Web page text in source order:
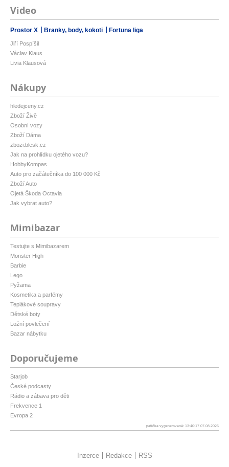
Video
Prostor X Branky, body, kokoti Fortuna liga
Jiří Pospíšil
Václav Klaus
Livia Klausová
Nákupy
hledejceny.cz
Zboží Živě
Osobní vozy
Zboží Dáma
zbozi.blesk.cz
Jak na prohlídku ojetého vozu?
HobbyKompas
Auto pro začátečníka do 100 000 Kč
Zboží Auto
Ojetá Škoda Octavia
Jak vybrat auto?
Mimibazar
Testujte s Mimibazarem
Monster High
Barbie
Lego
Pyžama
Kosmetika a parfémy
Teplákové soupravy
Dětské boty
Ložní povlečení
Bazar nábytku
Doporučujeme
Starjob
České podcasty
Rádio a zábava pro děti
Frekvence 1
Evropa 2
patička vygenerovaná: 13:40:17 07.08.2026
Inzerce Redakce RSS